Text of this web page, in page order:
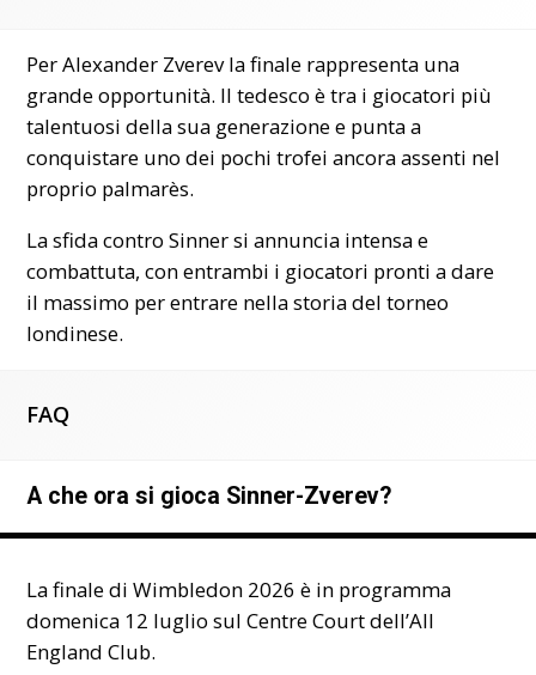
Per Alexander Zverev la finale rappresenta una
grande opportunità. Il tedesco è tra i giocatori più
talentuosi della sua generazione e punta a
conquistare uno dei pochi trofei ancora assenti nel
proprio palmarès.
La sfida contro Sinner si annuncia intensa e
combattuta, con entrambi i giocatori pronti a dare
il massimo per entrare nella storia del torneo
londinese.
FAQ
A che ora si gioca Sinner-Zverev?
La finale di Wimbledon 2026 è in programma
domenica 12 luglio sul Centre Court dell’All
England Club.